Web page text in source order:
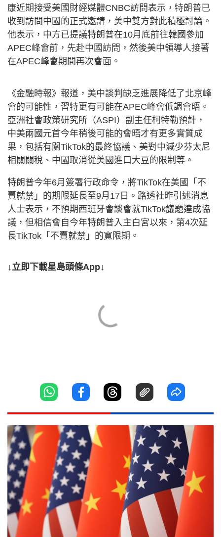
康近期接受美國財經媒體CNBC訪問表示，特朗普已
收到訪問中國的正式邀請，美中雙方對此積極討論。
他表示，中方已提議特朗普在10月底前往韓國參加
APEC峰會前，先赴中國訪問，然後美中領導人接著
在APEC峰會期間再次會面。
《金融時報》報道，美中談判缺乏進展降低了北京峰
會的可能性，習特更有可能在APEC峰會低調會晤。
亞洲社會政策研究所（ASPI）副主任柯特勒預計，
中美兩國元首今年稍後可能的會晤才有更多實質成
果，包括有關TikTok的最終協議、美對中減少芬太尼
相關關稅、中國取消從美國進口大豆的限制等。
特朗普今年6月簽署行政命令，將TikTok在美國「不
賣就禁」的期限延長至9月17日。路透社昨引述消息
人士表示，不預期西班牙會談會就TikTok議題達成協
議，但相信會自今年特朗普入主白宮以來，第4次延
長TikTok「不賣就禁」的寬限期。
↓立即下載星島頭條App↓